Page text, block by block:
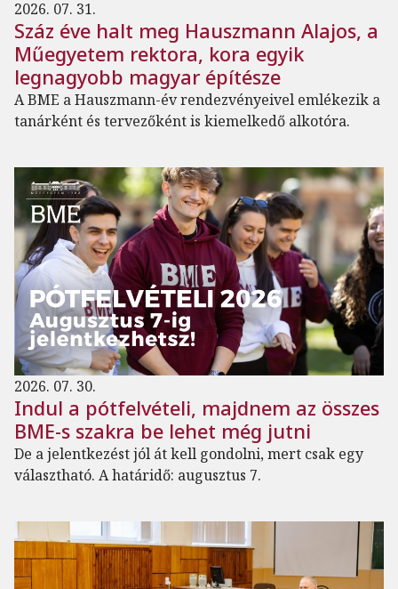
2026. 07. 31.
Száz éve halt meg Hauszmann Alajos, a
Műegyetem rektora, kora egyik
legnagyobb magyar építésze
A BME a Hauszmann-év rendezvényeivel emlékezik a
tanárként és tervezőként is kiemelkedő alkotóra.
2026. 07. 30.
Indul a pótfelvételi, majdnem az összes
BME-s szakra be lehet még jutni
De a jelentkezést jól át kell gondolni, mert csak egy
választható. A határidő: augusztus 7.